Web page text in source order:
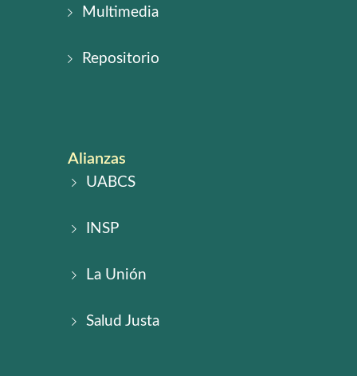
Multimedia
Repositorio
Alianzas
UABCS
INSP
La Unión
Salud Justa